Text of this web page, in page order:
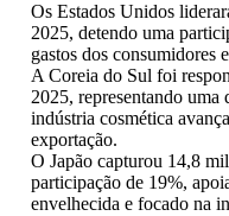
Os Estados Unidos
2025, detendo uma
gastos dos consumidores
A Coreia do Sul foi
2025, representando uma
indústria cosmética
exportação.
O Japão capturou 14,8
participação de 19%,
envelhecida e focado na